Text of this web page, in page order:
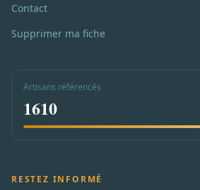
Contact
Supprimer ma fiche
Artisans référencés
1610
RESTEZ INFORMÉ